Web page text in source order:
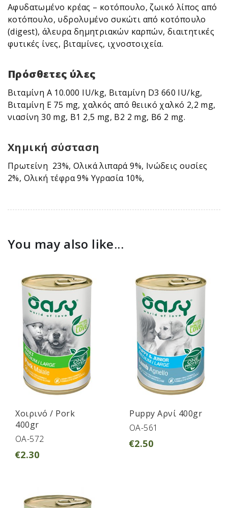
Αφυδατωμένο κρέας – κοτόπουλο, ζωικό λίπος από
κοτόπουλο, υδρολυμένο συκώτι από κοτόπουλο
(digest), άλευρα δημητριακών καρπών, διαιτητικές
φυτικές ίνες, βιταμίνες, ιχνοστοιχεία.
Πρόσθετες ύλες
Βιταμίνη Α 10.000 IU/kg, Βιταμίνη D3 660 IU/kg,
Βιταμίνη E 75 mg, χαλκός από θειικό χαλκό 2,2 mg,
νιασίνη 30 mg, B1 2,5 mg, B2 2 mg, B6 2 mg.
Χημική σύσταση
Πρωτείνη 23%, Ολικά λιπαρά 9%, Ινώδεις ουσίες
2%, Ολική τέφρα 9% Υγρασία 10%,
You may also like...
Χοιρινό / Pork
400gr
OA-572
€2.30
Puppy Αρνί 400gr
OA-561
€2.50